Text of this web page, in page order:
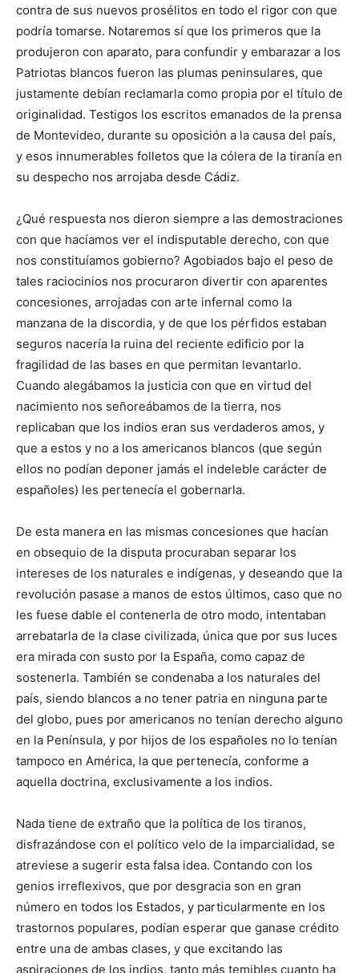
contra de sus nuevos prosélitos en todo el rigor con que
podría tomarse. Notaremos sí que los primeros que la
produjeron con aparato, para confundir y embarazar a los
Patriotas blancos fueron las plumas peninsulares, que
justamente debían reclamarla como propia por el título de
originalidad. Testigos los escritos emanados de la prensa
de Montevideo, durante su oposición a la causa del país,
y esos innumerables folletos que la cólera de la tiranía en
su despecho nos arrojaba desde Cádiz.
¿Qué respuesta nos dieron siempre a las demostraciones
con que hacíamos ver el indisputable derecho, con que
nos constituíamos gobierno? Agobiados bajo el peso de
tales raciocinios nos procuraron divertir con aparentes
concesiones, arrojadas con arte infernal como la
manzana de la discordia, y de que los pérfidos estaban
seguros nacería la ruina del reciente edificio por la
fragilidad de las bases en que permitan levantarlo.
Cuando alegábamos la justicia con que en virtud del
nacimiento nos señoreábamos de la tierra, nos
replicaban que los indios eran sus verdaderos amos, y
que a estos y no a los americanos blancos (que según
ellos no podían deponer jamás el indeleble carácter de
españoles) les pertenecía el gobernarla.
De esta manera en las mismas concesiones que hacían
en obsequio de la disputa procuraban separar los
intereses de los naturales e indígenas, y deseando que la
revolución pasase a manos de estos últimos, caso que no
les fuese dable el contenerla de otro modo, intentaban
arrebatarla de la clase civilizada, única que por sus luces
era mirada con susto por la España, como capaz de
sostenerla. También se condenaba a los naturales del
país, siendo blancos a no tener patria en ninguna parte
del globo, pues por americanos no tenían derecho alguno
en la Península, y por hijos de los españoles no lo tenían
tampoco en América, la que pertenecía, conforme a
aquella doctrina, exclusivamente a los indios.
Nada tiene de extraño que la política de los tiranos,
disfrazándose con el político velo de la imparcialidad, se
atreviese a sugerir esta falsa idea. Contando con los
genios irreflexivos, que por desgracia son en gran
número en todos los Estados, y particularmente en los
trastornos populares, podían esperar que ganase crédito
entre una de ambas clases, y que excitando las
aspiraciones de los indios, tanto más temibles cuanto ha